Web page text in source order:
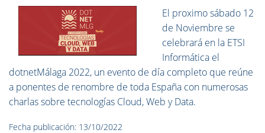
El proximo sábado 12
de Noviembre se
celebrará en la ETSI
Informática el
dotnetMálaga 2022, un evento de día completo que reúne
a ponentes de renombre de toda España con numerosas
charlas sobre tecnologías Cloud, Web y Data.
Fecha publicación: 13/10/2022